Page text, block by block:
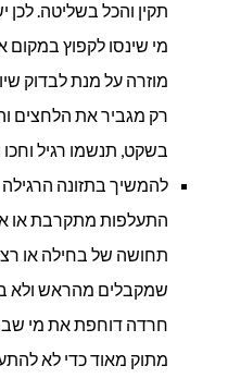
תקין והכל בשליטה.
מי שינסו לקפוץ במקום
מוזרה על מנת לבדוק
רק מגביר את הלחצים
בשקט, תנשמו רגיל
להמשיך בתזונה
התעלפות מתקרבת או
תחושה של בחילה או
שמקבלים מהראש ולא
חרדה דוחפת את מי
מתוק מאוד כדי לא